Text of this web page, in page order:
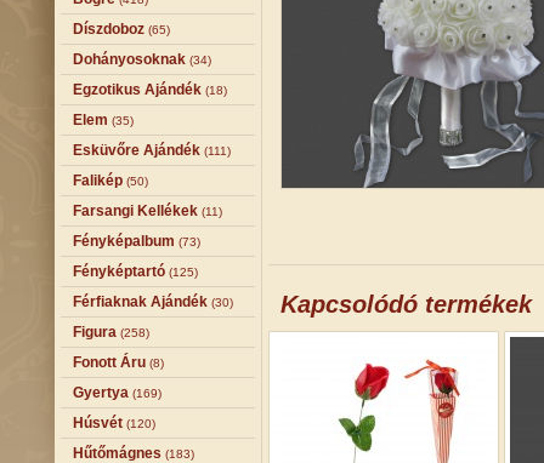
Díszdoboz (65)
Dohányosoknak (34)
Egzotikus Ajándék (18)
Elem (35)
Esküvőre Ajándék (111)
Falikép (50)
Farsangi Kellékek (11)
Fényképalbum (73)
Fényképtartó (125)
Férfiaknak Ajándék (30)
Figura (258)
Fonott Áru (8)
Gyertya (169)
Húsvét (120)
Hűtőmágnes (183)
Kapcsolódó termékek